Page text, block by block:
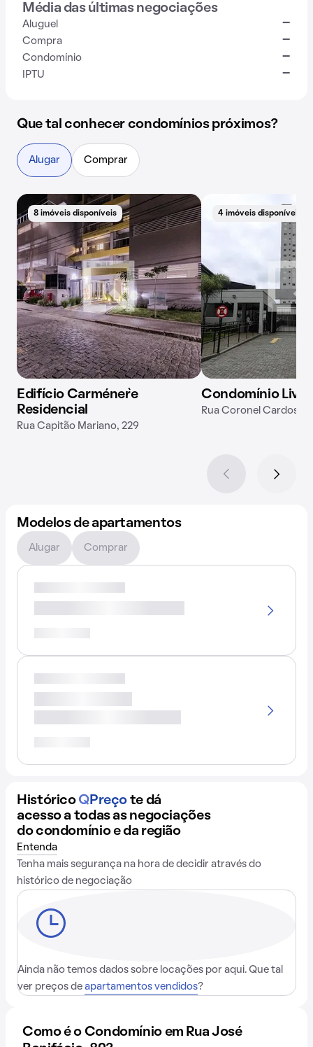
Média das últimas negociações
Aluguel -
Compra -
Condomínio -
IPTU -
Que tal conhecer condomínios próximos?
Alugar Comprar
8 imóveis disponíveis
Edifício Carménère
Residencial
Rua Capitão Mariano, 229
4 imóveis disponíveis
Condomínio Liv
Rua Coronel Cardoso
Modelos de apartamentos
Alugar Comprar
Histórico QPreço te dá
acesso a todas as negociações
do condomínio e da região
Entenda
Tenha mais segurança na hora de decidir através do
histórico de negociação
Ainda não temos dados sobre locações por aqui. Que tal
ver preços de apartamentos vendidos?
Como é o Condomínio em Rua José